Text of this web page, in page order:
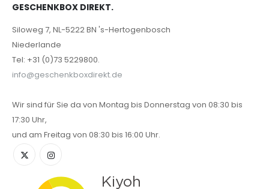
GESCHENKBOX DIREKT.
Siloweg 7, NL-5222 BN 's-Hertogenbosch
Niederlande
Tel: +31 (0)73 5229800.
info@geschenkboxdirekt.de
Wir sind für Sie da von Montag bis Donnerstag von 08:30 bis
17:30 Uhr,
und am Freitag von 08:30 bis 16:00 Uhr.